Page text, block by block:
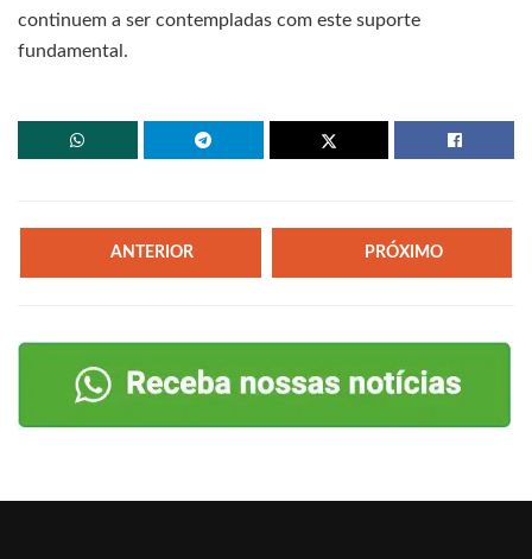
continuem a ser contempladas com este suporte
fundamental.
ANTERIOR PRÓXIMO